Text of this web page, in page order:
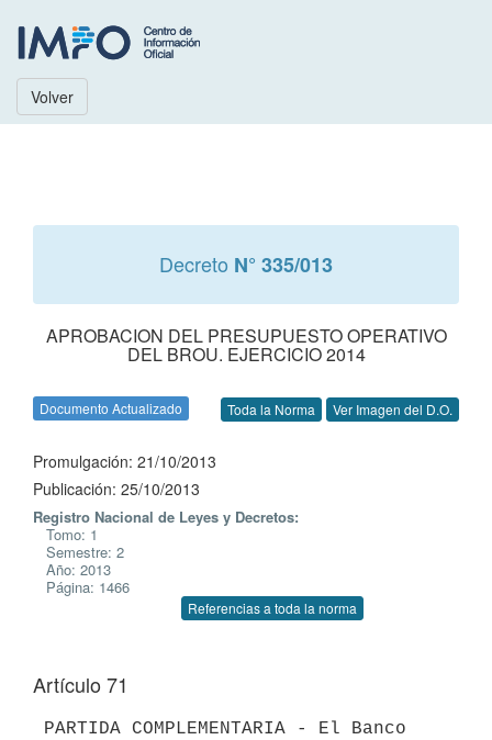
Volver
Decreto N° 335/013
APROBACION DEL PRESUPUESTO OPERATIVO
DEL BROU. EJERCICIO 2014
Documento Actualizado Toda la Norma Ver Imagen del D.O.
Promulgación: 21/10/2013
Publicación: 25/10/2013
Registro Nacional de Leyes y Decretos:
Tomo: 1
Semestre: 2
Año: 2013
Página: 1466
Referencias a toda la norma
Artículo 71